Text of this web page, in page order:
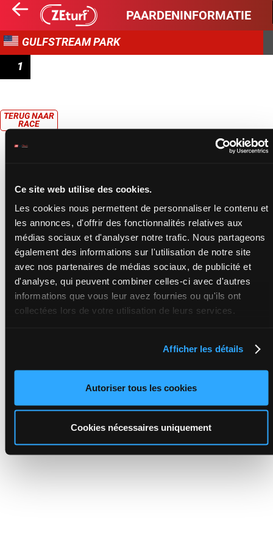
Ce site web utilise des cookies.
Les cookies nous permettent de personnaliser le contenu et
les annonces, d'offrir des fonctionnalités relatives aux
médias sociaux et d'analyser notre trafic. Nous partageons
également des informations sur l'utilisation de notre site
avec nos partenaires de médias sociaux, de publicité et
d'analyse, qui peuvent combiner celles-ci avec d'autres
informations que vous leur avez fournies ou qu'ils ont
collectées lors de votre utilisation de leurs services.
Afficher les détails
Autoriser tous les cookies
Cookies nécessaires uniquement
PAARDENINFORMATIE
GULFSTREAM PARK
1
TERUG NAAR
RACE